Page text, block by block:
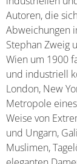
Autoren, die
Abweichungen
Stephan Zweig
Wien um 1900
und industriell
London, New
Metropole
Weise von
und Ungarn,
Muslimen,